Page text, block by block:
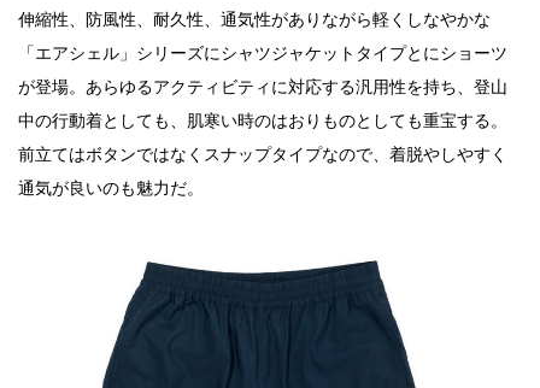
伸縮性、防風性、耐久性、通気性がありながら軽くしなやかな
「エアシェル」シリーズにシャツジャケットタイプと にショーツ
が登場。あらゆるアクティビティに対応する汎用性を持ち、登山
中の行動着としても、肌寒い時のはおりものとしても重宝する。
前立てはボタンではなくスナップタイプなので、着脱やしやすく
通気が良いのも魅力だ。